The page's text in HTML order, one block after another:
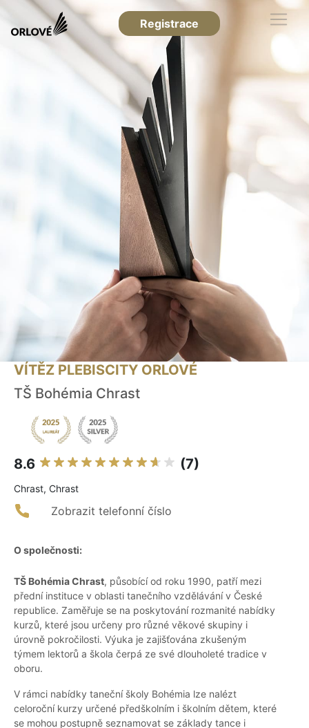
Registrace
VÍTĚZ PLEBISCITY ORLOVÉ
TŠ Bohémia Chrast
8.6 (7)
Chrast, Chrast
Zobrazit telefonní číslo
O společnosti:
TŠ Bohémia Chrast, působící od roku 1990, patří mezi
přední instituce v oblasti tanečního vzdělávání v České
republice. Zaměřuje se na poskytování rozmanité nabídky
kurzů, které jsou určeny pro různé věkové skupiny i
úrovně pokročilosti. Výuka je zajišťována zkušeným
týmem lektorů a škola čerpá ze své dlouholeté tradice v
oboru.
V rámci nabídky taneční školy Bohémia lze nalézt
celoroční kurzy určené předškolním i školním dětem, které
se mohou postupně seznamovat se základy tance i